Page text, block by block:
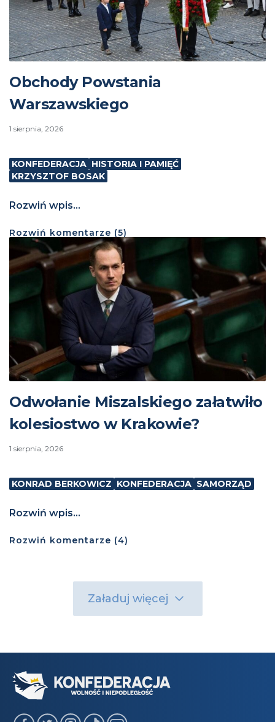
Obchody Powstania
Warszawskiego
1 sierpnia, 2026
KONFEDERACJA HISTORIA I PAMIĘĆ
KRZYSZTOF BOSAK
Rozwiń wpis...
Rozwiń komentarze (5)
Odwołanie Miszalskiego załatwiło
kolesiostwo w Krakowie?
1 sierpnia, 2026
KONRAD BERKOWICZ KONFEDERACJA SAMORZĄD
Rozwiń wpis...
Rozwiń komentarze (4)
Załaduj więcej